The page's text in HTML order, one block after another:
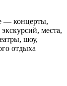
— концерты,
места,
шоу,
отдыха